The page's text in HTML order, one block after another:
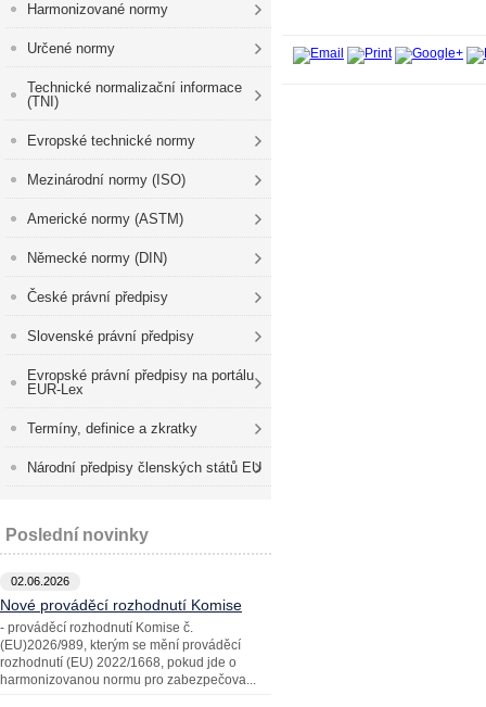
Harmonizované normy
Určené normy
Technické normalizační informace
(TNI)
Evropské technické normy
Mezinárodní normy (ISO)
Americké normy (ASTM)
Německé normy (DIN)
České právní předpisy
Slovenské právní předpisy
Evropské právní předpisy na portálu
EUR-Lex
Termíny, definice a zkratky
Národní předpisy členských států EU
Poslední novinky
02.06.2026
Nové prováděcí rozhodnutí Komise
- prováděcí rozhodnutí Komise č.
(EU)2026/989, kterým se mění prováděcí
rozhodnutí (EU) 2022/1668, pokud jde o
harmonizovanou normu pro zabezpečova...